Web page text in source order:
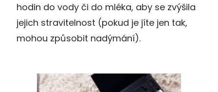
hodin do vody či do mléka, aby se zvýšila
jejich stravitelnost (pokud je jíte jen tak,
mohou způsobit nadýmání).